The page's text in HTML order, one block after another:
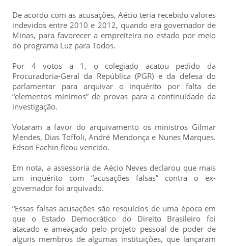
De acordo com as acusações, Aécio teria recebido valores
indevidos entre 2010 e 2012, quando era governador de
Minas, para favorecer a empreiteira no estado por meio
do programa Luz para Todos.
Por 4 votos a 1, o colegiado acatou pedido da
Procuradoria-Geral da República (PGR) e da defesa do
parlamentar para arquivar o inquérito por falta de
“elementos mínimos” de provas para a continuidade da
investigação.
Votaram a favor do arquivamento os ministros Gilmar
Mendes, Dias Toffoli, André Mendonça e Nunes Marques.
Edson Fachin ficou vencido.
Em nota, a assessoria de Aécio Neves declarou que mais
um inquérito com “acusações falsas” contra o ex-
governador foi arquivado.
“Essas falsas acusações são resquícios de uma época em
que o Estado Democrático do Direito Brasileiro foi
atacado e ameaçado pelo projeto pessoal de poder de
alguns membros de algumas instituições, que lançaram